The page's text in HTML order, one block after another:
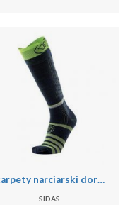
Skarpety narciarski dorosly Sidas Ski Touring LV cienka grubosc
SIDAS